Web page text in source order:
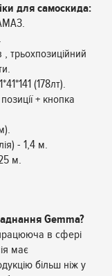
для самоскида:
трьохпозиційний
(178лт).
+ кнопка
- 1,4 м.
м.
Gemma?
в сфері
має
більш ніж у